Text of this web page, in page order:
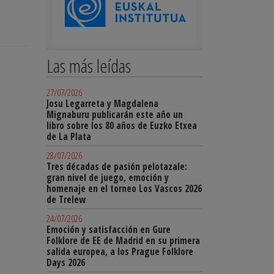
Las más leídas
27/07/2026
Josu Legarreta y Magdalena
Mignaburu publicarán este año un
libro sobre los 80 años de Euzko Etxea
de La Plata
28/07/2026
Tres décadas de pasión pelotazale:
gran nivel de juego, emoción y
homenaje en el torneo Los Vascos 2026
de Trelew
24/07/2026
Emoción y satisfacción en Gure
Folklore de EE de Madrid en su primera
salida europea, a los Prague Folklore
Days 2026